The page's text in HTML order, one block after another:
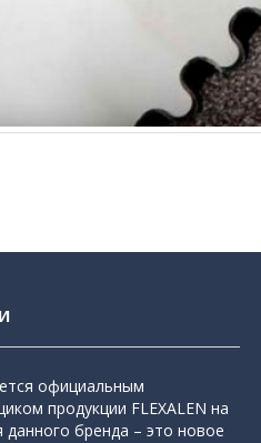
официальным
продукции FLEXALEN на
бренда – это новое